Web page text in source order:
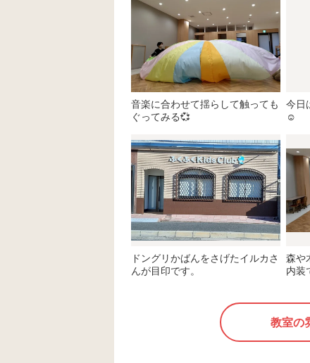
音楽に合わせて揺らして触っても
ぐってみる💞
今日
☺️
ドングリかばんをさげたイルカさ
んが目印です。
森や
内装
教室の